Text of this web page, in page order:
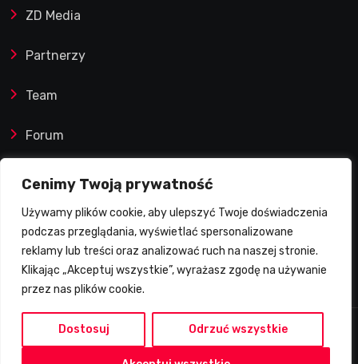
Cenimy Twoją prywatność
Używamy plików cookie, aby ulepszyć Twoje doświadczenia
podczas przeglądania, wyświetlać spersonalizowane
reklamy lub treści oraz analizować ruch na naszej stronie.
Klikając „Akceptuj wszystkie”, wyrażasz zgodę na używanie
przez nas plików cookie.
Dostosuj Odrzuć wszystkie
ZD Media
Partnerzy
Team
Forum
Reklamy i współprace
Prawa autorskie
Polityka Prywatności